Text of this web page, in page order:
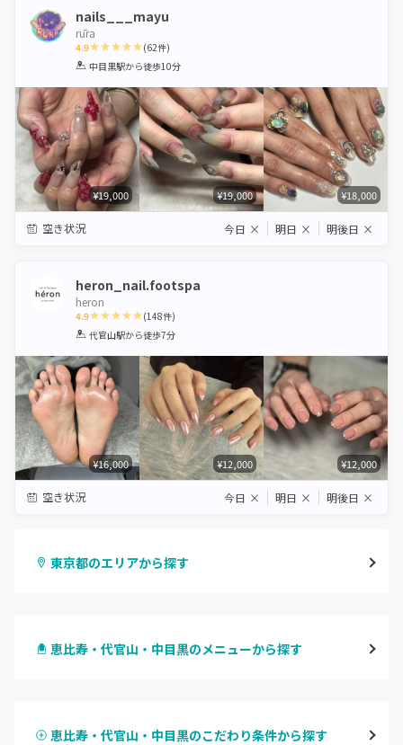
nails___mayu
rūra
4.9
1 2 3 4 5
(62件)
中目黒駅から徒歩10分
¥19,000 ¥19,000 ¥18,000
空き状況 今日 × 明日 × 明後日 ×
heron_nail.footspa
heron
4.9
1 2 3 4 5
(148件)
代官山駅から徒歩7分
¥16,000 ¥12,000 ¥12,000
空き状況 今日 × 明日 × 明後日 ×
東京都のエリアから探す
恵比寿・代官山・中目黒のメニューから探す
恵比寿・代官山・中目黒のこだわり条件から探す